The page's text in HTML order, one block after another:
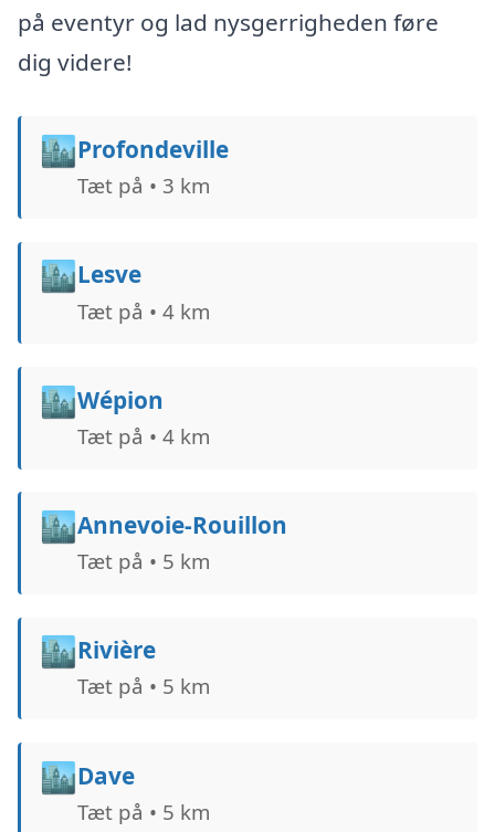
på eventyr og lad nysgerrigheden føre
dig videre!
🏙️Profondeville
Tæt på • 3 km
🏙️Lesve
Tæt på • 4 km
🏙️Wépion
Tæt på • 4 km
🏙️Annevoie-Rouillon
Tæt på • 5 km
🏙️Rivière
Tæt på • 5 km
🏙️Dave
Tæt på • 5 km